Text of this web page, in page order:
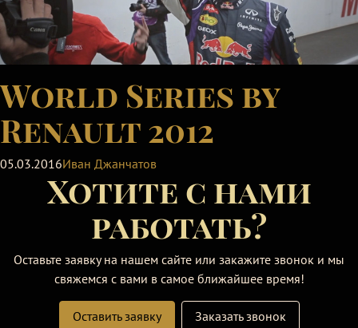
World Series by
Renault 2012
05.03.2016Иван Джанчатов
Хотите с нами
работать?
Оставьте заявку на нашем сайте или закажите звонок и мы
свяжемся с вами в самое ближайшее время!
Оставить заявку Заказать звонок